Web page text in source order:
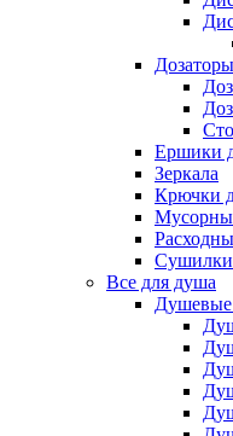
Дозаторы
Ершики
Зеркала
Крючки
Сушилки
Все для душа